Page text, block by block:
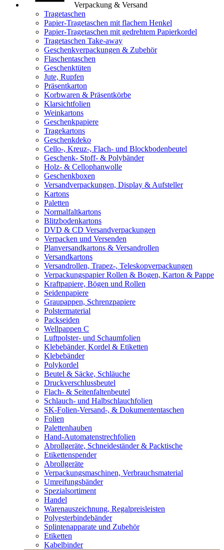
Verpackung & Versand
Tragetaschen
Papier-Tragetaschen mit flachem Henkel
Papier-Tragetaschen mit gedrehtem Papierkordel
Tragetaschen Take-away
Geschenkverpackungen & Zubehör
Flaschentaschen
Geschenktüten
Jute, Rupfen
Präsentkarton
Korbwaren & Präsentkörbe
Klarsichtfolien
Weinkartons
Geschenkpapiere
Tragekartons
Geschenkdeko
Cello-, Kreuz-, Flach- und Blockbodenbeutel
Geschenk- Stoff- & Polybänder
Holz- & Cellophanwolle
Geschenkboxen
Versandverpackungen, Display & Aufsteller
Kartons
Paletten
Normalfaltkartons
Blitzbodenkartons
DVD & CD Versandverpackungen
Verpacken und Versenden
Planversandkartons & Versandrollen
Versandkartons
Versandrollen, Trapez-, Teleskopverpackungen
Verpackungspapier Rollen & Bogen, Karton & Pappe
Kraftpapiere, Bögen und Rollen
Seidenpapiere
Graupappen, Schrenzpapiere
Polstermaterial
Packseiden
Wellpappen C
Luftpolster- und Schaumfolien
Klebebänder, Kordel & Etiketten
Klebebänder
Polykordel
Beutel & Säcke, Schläuche
Druckverschlussbeutel
Flach- & Seitenfaltenbeutel
Schlauch- und Halbschlauchfolien
SK-Folien-Versand-, & Dokumententaschen
Folien
Palettenhauben
Hand-Automatenstrechfolien
Abrollgeräte, Schneideständer & Packtische
Etikettenspender
Abrollgeräte
Verpackungsmaschinen, Verbrauchsmaterial
Umreifungsbänder
Spezialsortiment
Handel
Warenauszeichnung, Regalpreisleisten
Polyesterbindebänder
Splintenapparate und Zubehör
Etiketten
Kabelbinder